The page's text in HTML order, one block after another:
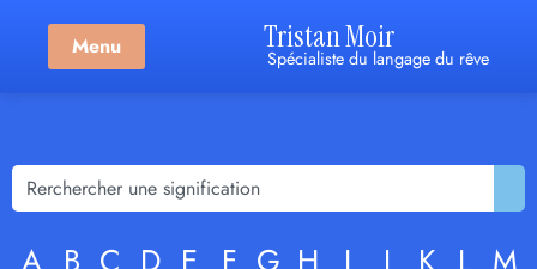
Menu Tristan Moir
Spécialiste du langage du rêve